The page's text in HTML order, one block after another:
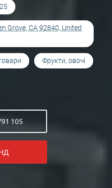
Grove, CA 92840, United
Фрукти, овочі
105